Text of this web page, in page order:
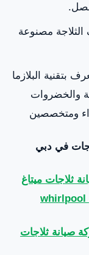
مصنوعة
بتقنية البلازما
والخضروات
ومتخصصين
في دبي
ثلاجات ميتاغ
صيانة ثلاجات